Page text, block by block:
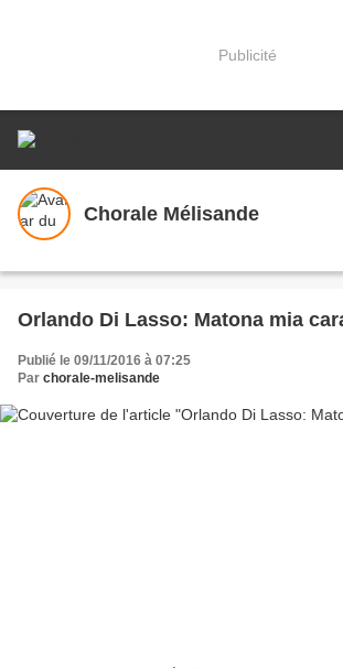
Publicité
Chorale Mélisande
Orlando Di Lasso: Matona mia
Publié le 09/11/2016 à 07:25
Par chorale-melisande